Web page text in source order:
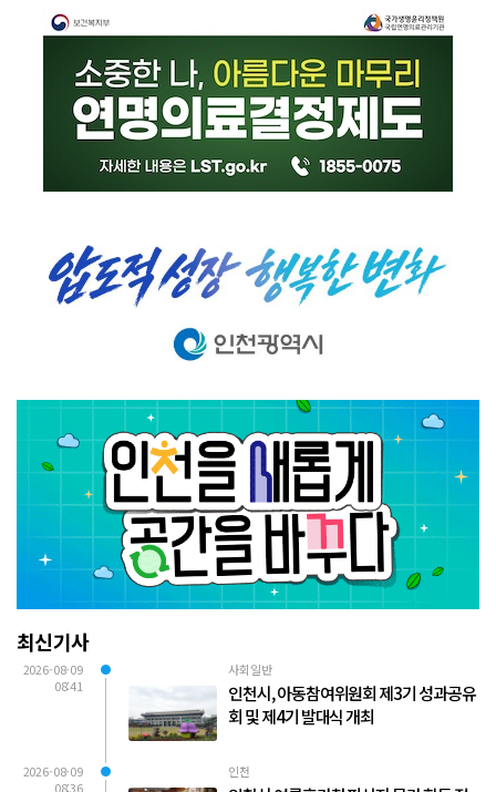
최신기사
2026-08-09
08:41
사회일반
인천시, 아동참여위원회 제3기 성과공유
회 및 제4기 발대식 개최
2026-08-09
08:36
인천